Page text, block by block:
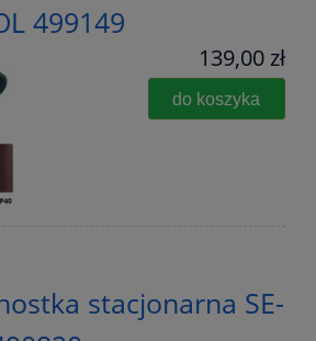
499149
139,00 zł
do koszyka
stacjonarna SE-